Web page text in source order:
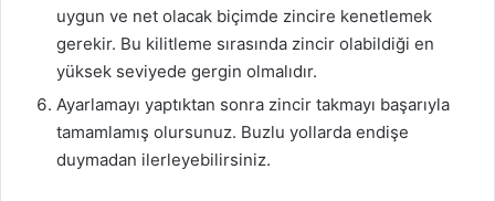
uygun ve net olacak biçimde zincire kenetlemek
gerekir. Bu kilitleme sırasında zincir olabildiği en
yüksek seviyede gergin olmalıdır.
Ayarlamayı yaptıktan sonra zincir takmayı başarıyla
tamamlamış olursunuz. Buzlu yollarda endişe
duymadan ilerleyebilirsiniz.